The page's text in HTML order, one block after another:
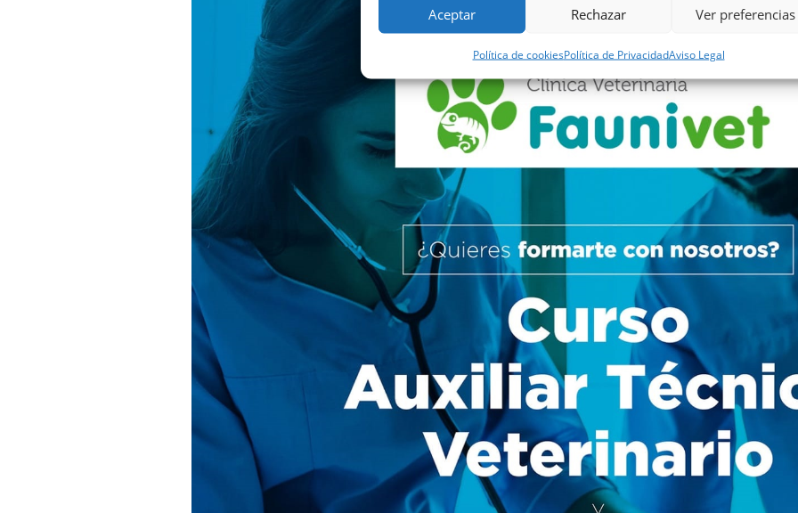
Aceptar Rechazar Ver preferencias
Política de cookiesPolítica de PrivacidadAviso Legal